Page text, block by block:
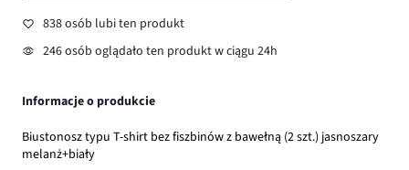
838 osób lubi ten produkt
246 osób oglądało ten produkt w ciągu 24h
Informacje o produkcie
Biustonosz typu T-shirt bez fiszbinów z bawełną (2 szt.) jasnoszary
melanż+biały